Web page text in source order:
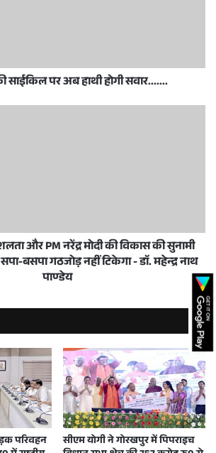
साईकिल पर अब हाथी होगी सवार.......
और PM नरेंद्र मोदी की विकास की सुनामी
बसपा गठजोड़ नहीं टिकेगा - डाॅ. महेन्द्र नाथ
पाण्डेय
परिवहन सीएम योगी ने गोरखपुर में पिपराइच